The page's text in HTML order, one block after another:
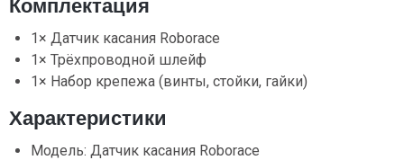
Комплектация
1× Датчик касания Roborace
1× Трёхпроводной шлейф
1× Набор крепежа (винты, стойки, гайки)
Характеристики
Модель: Датчик касания Roborace